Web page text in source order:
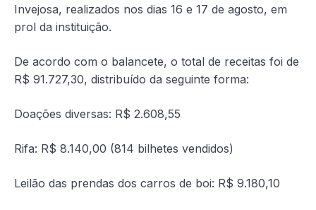
Invejosa, realizados nos dias 16 e 17 de agosto, em
prol da instituição.
De acordo com o balancete, o total de receitas foi de
R$ 91.727,30, distribuído da seguinte forma:
Doações diversas: R$ 2.608,55
Rifa: R$ 8.140,00 (814 bilhetes vendidos)
Leilão das prendas dos carros de boi: R$ 9.180,10